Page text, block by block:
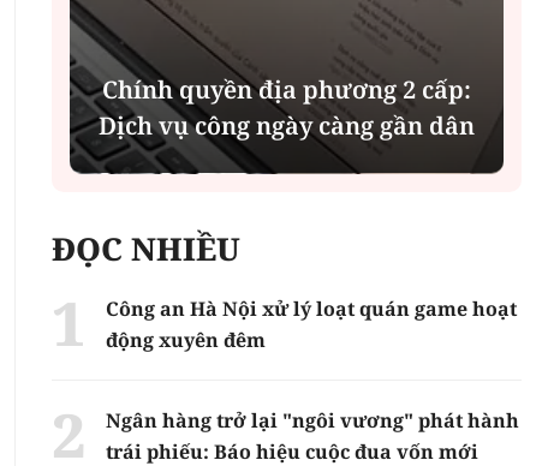
Chính quyền địa phương 2 cấp:
Dịch vụ công ngày càng gần dân
ĐỌC NHIỀU
Công an Hà Nội xử lý loạt quán game hoạt
động xuyên đêm
Ngân hàng trở lại "ngôi vương" phát hành
trái phiếu: Báo hiệu cuộc đua vốn mới